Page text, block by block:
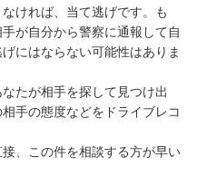
ければ、当て逃げです。も
が自分から警察に通報して自
にはならない可能性はありま
たが相手を探して見つけ出
手の態度などをドライブレコ
、この件を相談する方が早い